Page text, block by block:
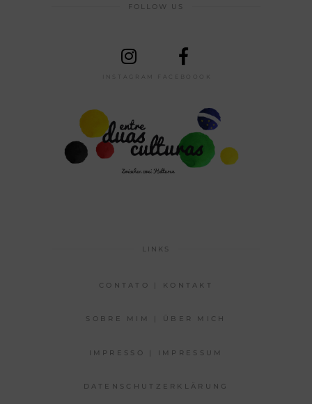
FOLLOW US
INSTAGRAM FACEBOOOK
LINKS
CONTATO | KONTAKT
SOBRE MIM | ÜBER MICH
IMPRESSO | IMPRESSUM
DATENSCHUTZERKLÄRUNG